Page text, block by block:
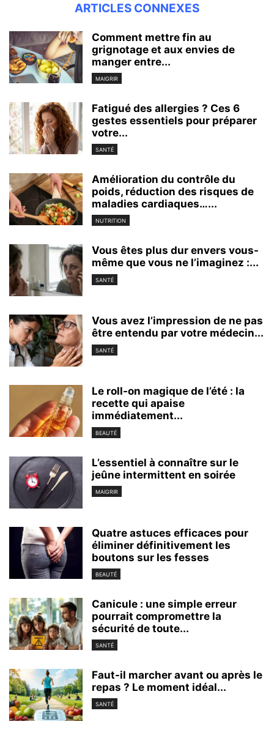
ARTICLES CONNEXES
Comment mettre fin au
grignotage et aux envies de
manger entre...
MAIGRIR
Fatigué des allergies ? Ces 6
gestes essentiels pour préparer
votre...
SANTÉ
Amélioration du contrôle du
poids, réduction des risques de
maladies cardiaques…...
NUTRITION
Vous êtes plus dur envers vous-
même que vous ne l’imaginez :...
SANTÉ
Vous avez l’impression de ne pas
être entendu par votre médecin...
SANTÉ
Le roll-on magique de l’été : la
recette qui apaise
immédiatement...
BEAUTÉ
L’essentiel à connaître sur le
jeûne intermittent en soirée
MAIGRIR
Quatre astuces efficaces pour
éliminer définitivement les
boutons sur les fesses
BEAUTÉ
Canicule : une simple erreur
pourrait compromettre la
sécurité de toute...
SANTÉ
Faut-il marcher avant ou après le
repas ? Le moment idéal...
SANTÉ